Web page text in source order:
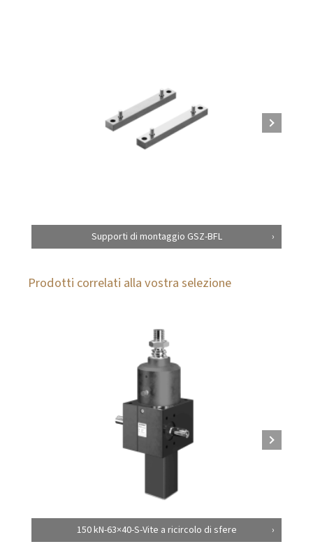
Supporti di montaggio GSZ-BFL
Prodotti correlati alla vostra selezione
150 kN-63×40-S-Vite a ricircolo di sfere